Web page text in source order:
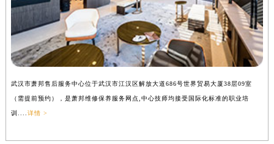
武汉市萧邦售后服务中心位于武汉市江汉区解放大道686号世界贸易大厦38层09室
（需提前预约），是萧邦维修保养服务网点,中心技师均接受国际化标准的职业培
训.... 详情 >